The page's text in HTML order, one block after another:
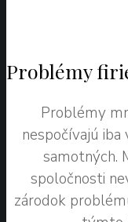
Problémy
Problémy
nespočívajú
samotných.
spoločnosti
zárodok